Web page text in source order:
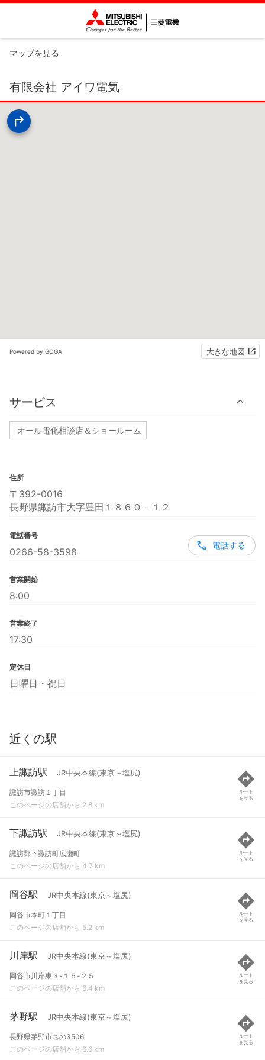
マップを見る
有限会社 アイワ電気
Powered by GOGA 大きな地図
サービス
オール電化相談店＆ショールーム
住所
〒392-0016
長野県諏訪市大字豊田１８６０－１２
電話番号
0266-58-3598
電話する
営業開始
8:00
営業終了
17:30
定休日
日曜日・祝日
近くの駅
上諏訪駅 JR中央本線(東京～塩尻)
諏訪市諏訪１丁目
このページの店舗から 2.8 km
ルート
を見る
下諏訪駅 JR中央本線(東京～塩尻)
諏訪郡下諏訪町広瀬町
このページの店舗から 4.7 km
ルート
を見る
岡谷駅 JR中央本線(東京～塩尻)
岡谷市本町１丁目
このページの店舗から 5.2 km
ルート
を見る
川岸駅 JR中央本線(東京～塩尻)
岡谷市川岸東３-１５-２５
このページの店舗から 6.4 km
ルート
を見る
茅野駅 JR中央本線(東京～塩尻)
長野県茅野市ちの3506
このページの店舗から 6.6 km
ルート
を見る